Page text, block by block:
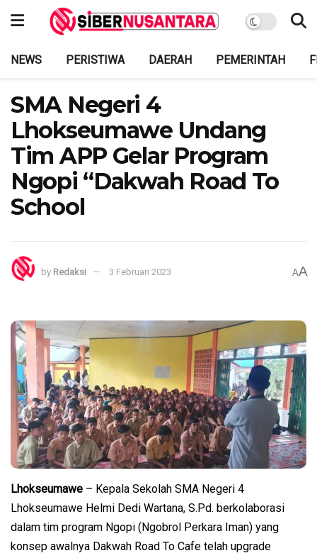
NEWS PERISTIWA DAERAH PEMERINTAH
SMA Negeri 4
Lhokseumawe Undang
Tim APP Gelar Program
Ngopi “Dakwah Road To
School
by Redaksi 3 Februari 2023 AA
Lhokseumawe – Kepala Sekolah SMA Negeri 4
Lhokseumawe Helmi Dedi Wartana, S.Pd. berkolaborasi
dalam tim program Ngopi (Ngobrol Perkara Iman) yang
konsep awalnya Dakwah Road To Cafe telah upgrade